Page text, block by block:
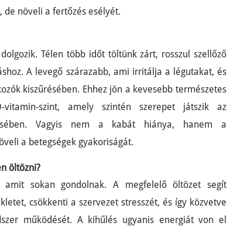
de növeli a fertőzés esélyét.
Télen több időt töltünk zárt, rosszul szellőző
A levegő szárazabb, ami irritálja a légutakat, és
kiszűrésében. Ehhez jön a kevesebb természetes
szint, amely szintén szerepet játszik az
Vagyis nem a kabát hiánya, hanem a
a betegségek gyakoriságát.
öltözni?
sokan gondolnak. A megfelelő öltözet segít
csökkenti a szervezet stresszét, és így közvetve
működését. A kihűlés ugyanis energiát von el